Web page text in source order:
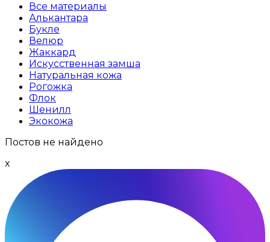
Все материалы
Алькантара
Букле
Велюр
Жаккард
Искусственная замша
Натуральная кожа
Рогожка
Флок
Шенилл
Экокожа
Постов не найдено
x